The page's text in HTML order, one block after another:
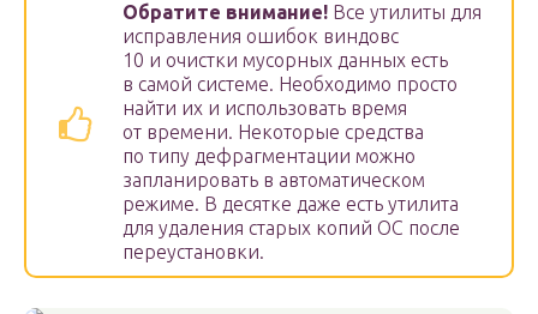
Обратите внимание! Все утилиты для
исправления ошибок виндовс
10 и очистки мусорных данных есть
в самой системе. Необходимо просто
найти их и использовать время
от времени. Некоторые средства
по типу дефрагментации можно
запланировать в автоматическом
режиме. В десятке даже есть утилита
для удаления старых копий ОС после
переустановки.